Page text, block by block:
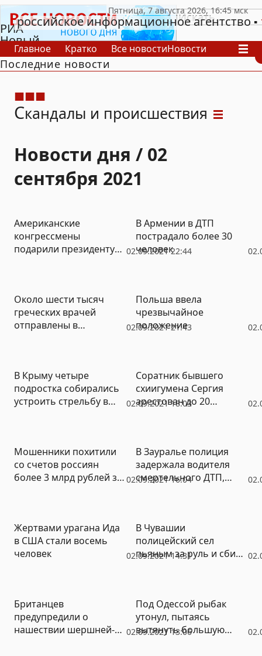
РИА
Новый
День
российское информационное агентство
Главное Кратко Все новостиНовости
В России
В мире
Последние новости
Скандалы и происшествия
Новости дня / 02
сентября 2021
02.09.2021 22:44
Американские
конгрессмены
подарили президенту
В Армении в ДТП
пострадало более 30
человек
02.09.2021 21:43
Около шести тысяч
греческих врачей
отправлены в
Польша ввела
чрезвычайное
положение
02.09.2021 18:03
В Крыму четыре
подростка собирались
устроить стрельбу в
Соратник бывшего
схиигумена Сергия
арестован до 20
02.09.2021 16:04
Мошенники похитили
со счетов россиян
более 3 млрд рублей за
В Зауралье полиция
задержала водителя
смертельного ДТП,
02.09.2021 14:31
Жертвами урагана Ида
в США стали восемь
человек
В Чувашии
полицейский сел
пьяным за руль и сбил
02.09.2021 13:06
Британцев
предупредили о
нашествии шершней-
Под Одессой рыбак
утонул, пытаясь
вытянуть большую